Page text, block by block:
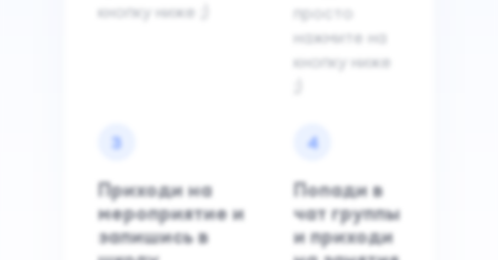
кнопку ниже ;)
просто
нажмите на
кнопку ниже
3
Приходи на
мероприятие и
запишись в
4
Попади в
чат группы
и приходи